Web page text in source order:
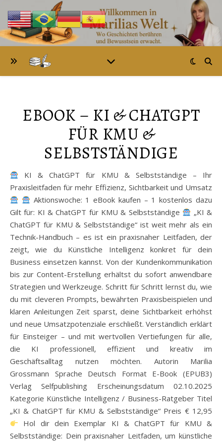
EBOOK – KI & CHATGPT
FÜR KMU &
SELBSTSTÄNDIGE
KI & ChatGPT für KMU & Selbstständige – Ihr
Praxisleitfaden für mehr Effizienz, Sichtbarkeit und Umsatz
Aktionswoche: 1 eBook kaufen – 1 kostenlos dazu
Gilt für: KI & ChatGPT für KMU & Selbstständige
„KI &
ChatGPT für KMU & Selbstständige“ ist weit mehr als ein
Technik-Handbuch – es ist ein praxisnaher Leitfaden, der
zeigt, wie du Künstliche Intelligenz konkret für dein
Business einsetzen kannst. Von der Kundenkommunikation
bis zur Content-Erstellung erhältst du sofort anwendbare
Strategien und Werkzeuge. Schritt für Schritt lernst du, wie
du mit cleveren Prompts, bewährten Praxisbeispielen und
klaren Anleitungen Zeit sparst, deine Sichtbarkeit erhöhst
und neue Umsatzpotenziale erschließt. Verständlich erklärt
für Einsteiger – und mit wertvollen Vertiefungen für alle,
die KI professionell, effizient und kreativ im
Geschäftsalltag nutzen möchten. Autorin Marilia
Grossmann Sprache Deutsch Format E-Book (EPUB3)
Verlag Selfpublishing Erscheinungsdatum 02.10.2025
Kategorie Künstliche Intelligenz / Business-Ratgeber Titel
„KI & ChatGPT für KMU & Selbstständige“ Preis € 12,95
Hol dir dein Exemplar KI & ChatGPT für KMU &
Selbstständige: Dein praxisnaher Leitfaden, um künstliche